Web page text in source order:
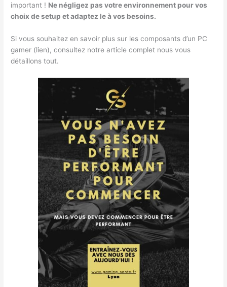
important ! Ne négligez pas votre environnement pour vos
choix de setup et adaptez le à vos besoins.
Si vous souhaitez en savoir plus sur les composants d’un PC
gamer (lien), consultez notre article complet nous vous
détaillons tout.